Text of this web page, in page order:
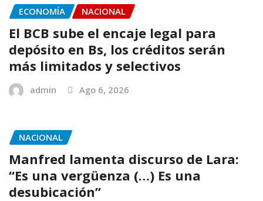
ECONOMÍA NACIONAL
El BCB sube el encaje legal para
depósito en Bs, los créditos serán
más limitados y selectivos
admin Ago 6, 2026
NACIONAL
Manfred lamenta discurso de Lara:
“Es una vergüenza (…) Es una
desubicación”